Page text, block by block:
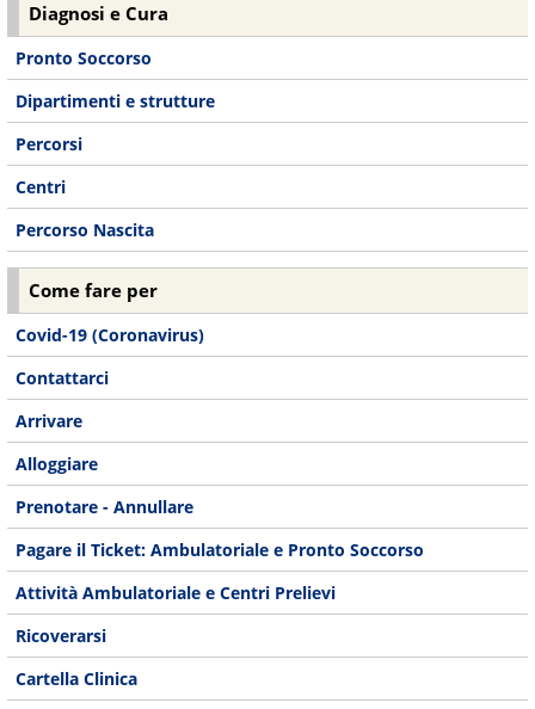
Diagnosi e Cura
Pronto Soccorso
Dipartimenti e strutture
Percorsi
Centri
Percorso Nascita
Come fare per
Covid-19 (Coronavirus)
Contattarci
Arrivare
Alloggiare
Prenotare - Annullare
Pagare il Ticket: Ambulatoriale e Pronto Soccorso
Attività Ambulatoriale e Centri Prelievi
Ricoverarsi
Cartella Clinica